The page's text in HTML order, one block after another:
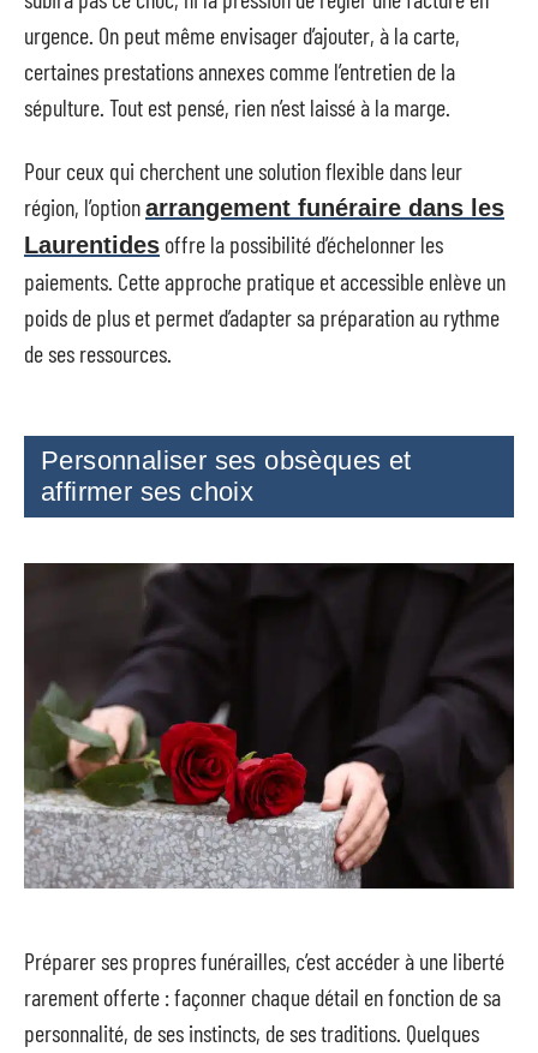
urgence. On peut même envisager d’ajouter, à la carte,
certaines prestations annexes comme l’entretien de la
sépulture. Tout est pensé, rien n’est laissé à la marge.
Pour ceux qui cherchent une solution flexible dans leur
région, l’optionarrangement funéraire dans les
Laurentides offre la possibilité d’échelonner les
paiements. Cette approche pratique et accessible enlève un
poids de plus et permet d’adapter sa préparation au rythme
de ses ressources.
Personnaliser ses obsèques et
affirmer ses choix
Préparer ses propres funérailles, c’est accéder à une liberté
rarement offerte : façonner chaque détail en fonction de sa
personnalité, de ses instincts, de ses traditions. Quelques